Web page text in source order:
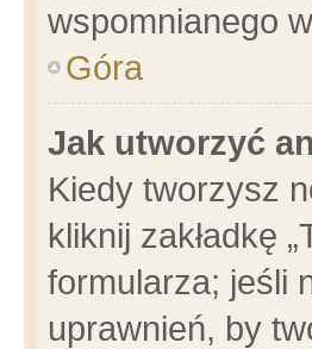
wspomnianego
Góra
Jak utworzyć
Kiedy tworzysz
kliknij zakładkę
formularza; jeśli
uprawnień, by